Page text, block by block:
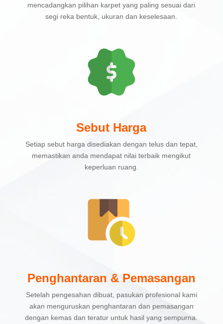
mencadangkan pilihan karpet yang paling sesuai dari
segi reka bentuk, ukuran dan keselesaan.
Sebut Harga
Setiap sebut harga disediakan dengan telus dan tepat,
memastikan anda mendapat nilai terbaik mengikut
keperluan ruang.
Penghantaran & Pemasangan
Setelah pengesahan dibuat, pasukan profesional kami
akan menguruskan penghantaran dan pemasangan
dengan kemas dan teratur untuk hasil yang sempurna.